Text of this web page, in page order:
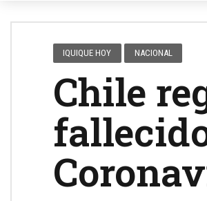
IQUIQUE HOY NACIONAL
Chile